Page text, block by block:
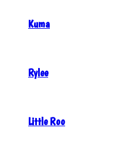
Kuma
Rylee
Little Roo